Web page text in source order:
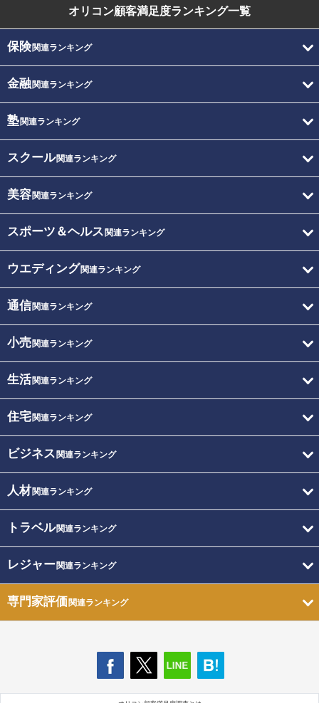
オリコン顧客満足度ランキング一覧
保険関連ランキング
金融関連ランキング
塾関連ランキング
スクール関連ランキング
美容関連ランキング
スポーツ＆ヘルス 関連ランキング
ウエディング関連ランキング
通信関連ランキング
小売関連ランキング
生活関連ランキング
住宅関連ランキング
ビジネス 関連ランキング
人材関連ランキング
トラベル関連ランキング
レジャー関連ランキング
専門家評価関連ランキング